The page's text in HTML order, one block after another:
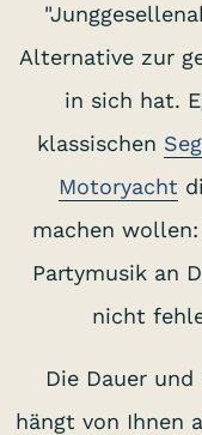
Alternative zur
in sich hat.
klassischen
Motoryacht
machen
Partymusik an
nicht
Die Dauer
hängt von Ihnen